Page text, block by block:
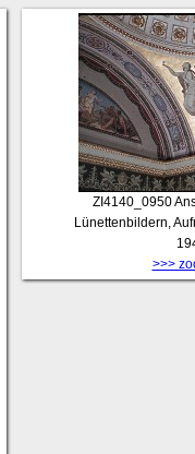
ZI4140_0950
Lünettenbildern,
>>>